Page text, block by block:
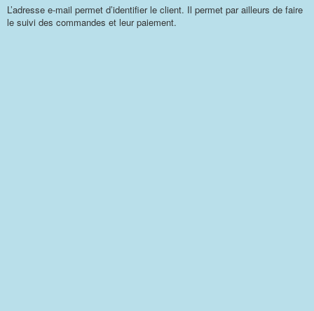
L’adresse e-mail permet d’identifier le client. Il permet par ailleurs de faire
le suivi des commandes et leur paiement.